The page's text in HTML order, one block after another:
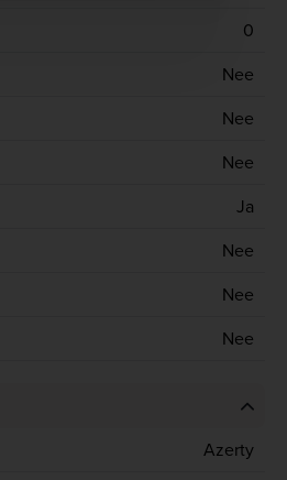
0
Nee
Nee
Nee
Ja
Nee
Nee
Nee
Azerty